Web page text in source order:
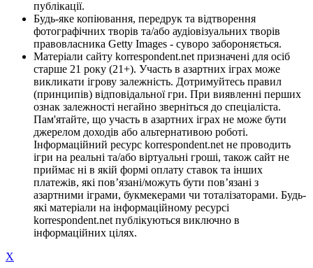
публікації.
Будь-яке копіювання, передрук та відтворення
фотографічних творів та/або аудіовізуальних творів
правовласника Getty Images - суворо забороняється.
Матеріали сайту korrespondent.net призначені для осіб
старше 21 року (21+). Участь в азартних іграх може
викликати ігрову залежність. Дотримуйтесь правил
(принципів) відповідальної гри. При виявленні перших
ознак залежності негайно зверніться до спеціаліста.
Пам'ятайте, що участь в азартних іграх не може бути
джерелом доходів або альтернативою роботі.
Інформаційний ресурс korrespondent.net не проводить
ігри на реальні та/або віртуальні гроші, також сайт не
приймає ні в якій формі оплату ставок та інших
платежів, які пов’язані/можуть бути пов’язані з
азартними іграми, букмекерами чи тоталізаторами. Будь-
які матеріали на інформаційному ресурсі
korrespondent.net публікуються виключно в
інформаційних цілях.
X